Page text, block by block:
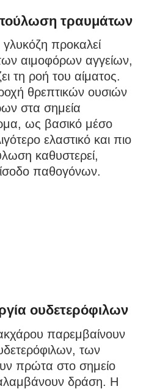
τραυμάτων
προκαλεί
αιμοφόρων αγγείων,
τη ροή του αίματος.
θρεπτικών ουσιών
στα σημεία
ως βασικό μέσο
ελαστικό και πιο
καθυστερεί,
παθογόνων.
ουδετερόφιλων
παρεμβαίνουν
των
πρώτα στο σημείο
δράση. Η